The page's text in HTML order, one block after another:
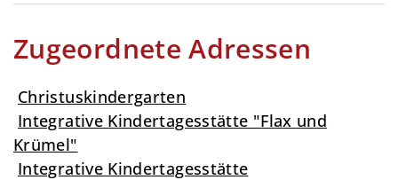
Zugeordnete Adressen
Christuskindergarten
Integrative Kindertagesstätte "Flax und
Krümel"
Integrative Kindertagesstätte